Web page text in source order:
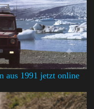
aus 1991 jetzt online